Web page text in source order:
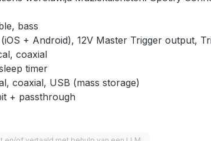
bass
+ Android), 12V Master Trigger output,
coaxial
timer
coaxial, USB (mass storage)
+ passthrough